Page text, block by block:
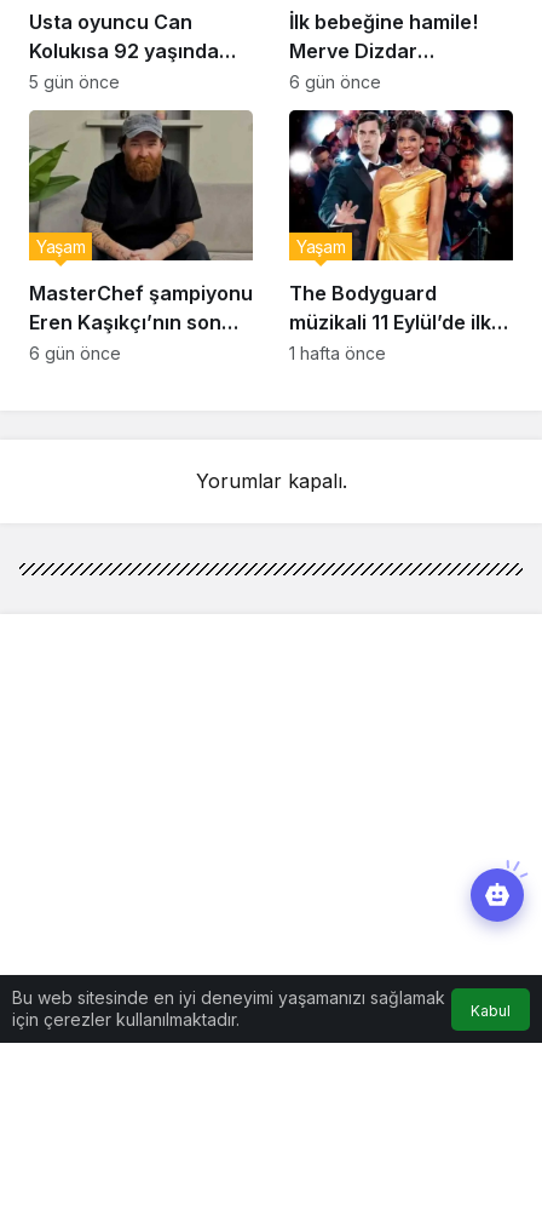
Usta oyuncu Can
Kolukısa 92 yaşında
hayatını kaybetti
5 gün önce
İlk bebeğine hamile!
Merve Dizdar
sessizliğini bozdu: ‘İsim
bulmak çok zor’
6 gün önce
MasterChef şampiyonu
Eren Kaşıkçı’nın son
anlarındaki kahreden
Yaşam
6 gün önce
The Bodyguard
müzikali 11 Eylül’de ilk
kez Türkiye’de
Yaşam
1 hafta önce
Yorumlar kapalı.
Bu web sitesinde en iyi deneyimi yaşamanızı sağlamak
için çerezler kullanılmaktadır.
Kabul